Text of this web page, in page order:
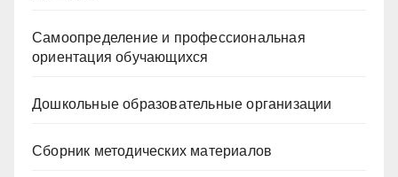
Самоопределение и профессиональная
ориентация обучающихся
Дошкольные образовательные организации
Сборник методических материалов